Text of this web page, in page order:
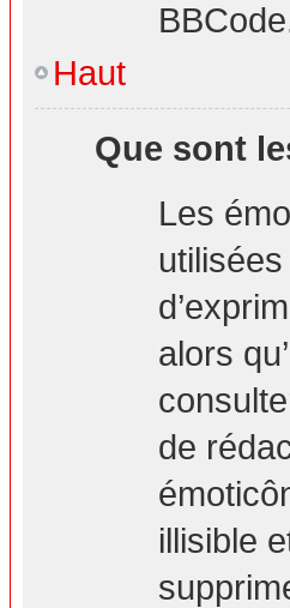
Haut
Que sont
Les
alors
de
illisible